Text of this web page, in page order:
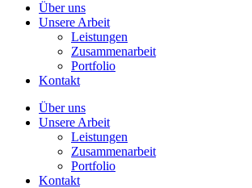
Über uns
Unsere Arbeit
Leistungen
Zusammenarbeit
Portfolio
Kontakt
Über uns
Unsere Arbeit
Leistungen
Zusammenarbeit
Portfolio
Kontakt